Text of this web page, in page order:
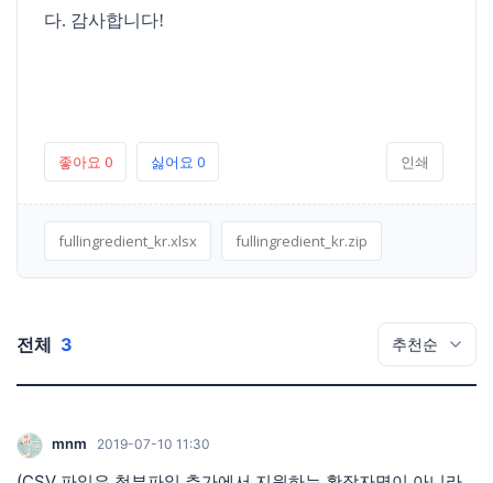
다. 감사합니다!
좋아요 0 싫어요 0 인쇄
fullingredient_kr.xlsx fullingredient_kr.zip
전체 3
mnm 2019-07-10 11:30